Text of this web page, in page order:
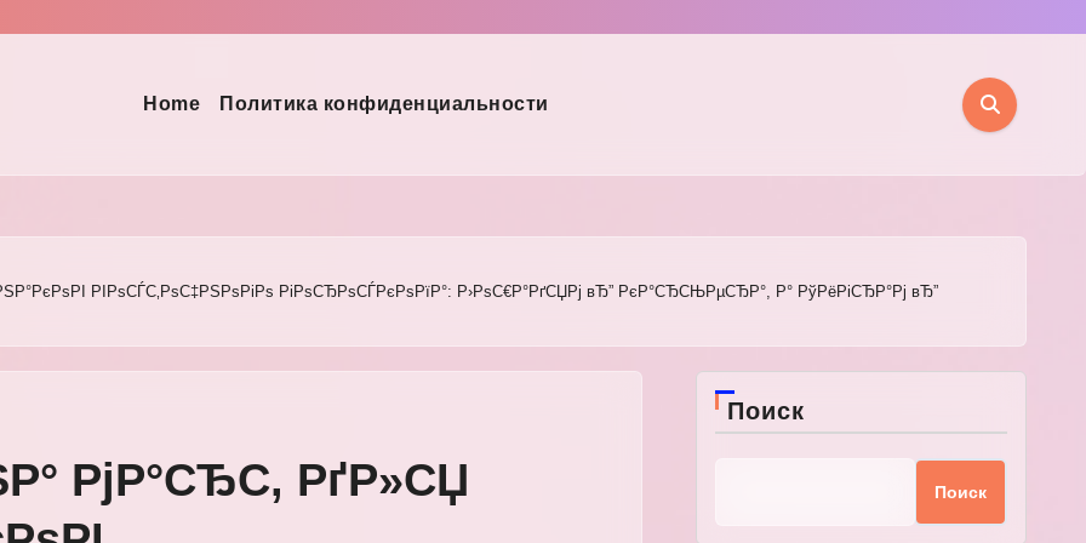
Home Политика конфиденциальности
РІРѕСЃС‚РѕС‡РЅРѕРіРѕ РіРѕСЂРѕСЃРєРѕРїР°: Р›РѕС€Р°РґСЏРј вЂ” РєР°СЂСЊРµСЂР°, Р° РўРёРіСЂР°Рј вЂ”
РјР°СЂС‚ РґР»СЏ
Поиск
Поиск